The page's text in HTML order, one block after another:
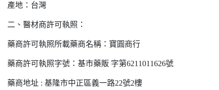
產地：台灣
二、醫材商許可執照：
藥商許可執照所載藥商名稱：寶圓商行
藥商許可執照字號：基市藥販 字第6211011626號
藥商地址 : 基隆市中正區義一路22號2樓